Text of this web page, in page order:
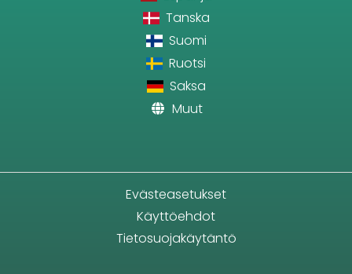
Tanska
Suomi
Ruotsi
Saksa
Muut
Evästeasetukset
Käyttöehdot
Tietosuojakäytäntö